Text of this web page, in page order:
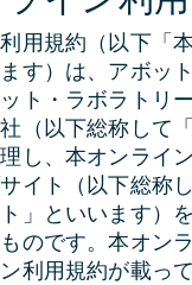
用規約（以下「
す）は、アボッ
ト・ラボラトリ
（以下総称して
し、本オンライ
イト（以下総称
」といいます）
のです。本オン
利用規約が載っ